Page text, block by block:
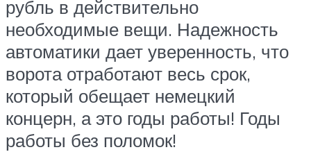
рубль в действительно
необходимые вещи. Надежность
автоматики дает уверенность, что
ворота отработают весь срок,
который обещает немецкий
концерн, а это годы работы! Годы
работы без поломок!